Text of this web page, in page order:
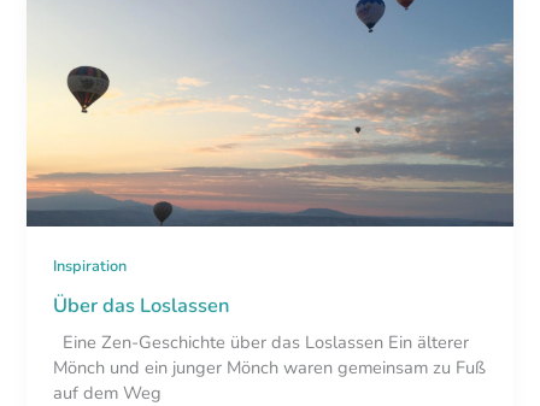
Inspiration
Über das Loslassen
Eine Zen-Geschichte über das Loslassen Ein älterer
Mönch und ein junger Mönch waren gemeinsam zu Fuß
auf dem Weg